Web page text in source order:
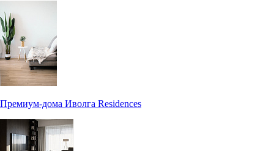
Премиум-дома Иволга Residences